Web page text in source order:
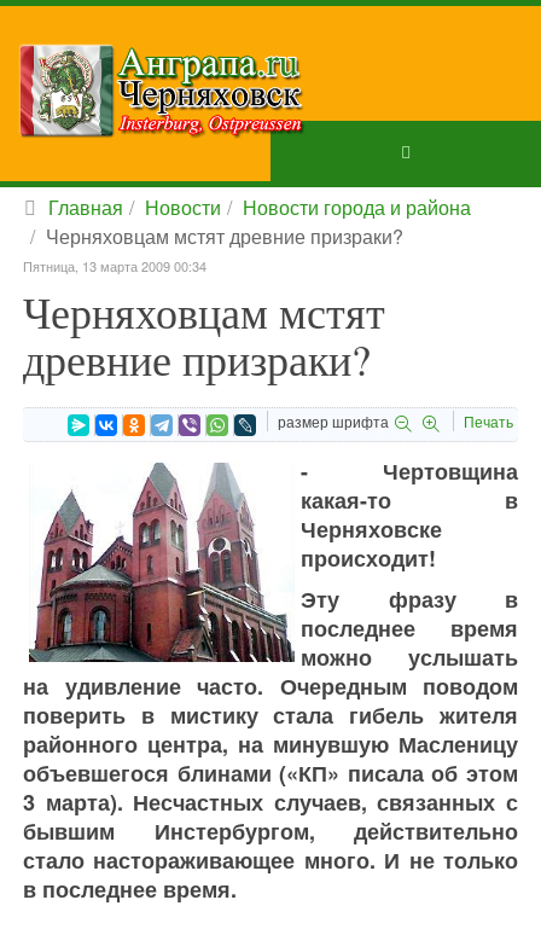
Главная Новости
Новости города и района
Черняховцам мстят древние призраки?
Пятница, 13 марта 2009 00:34
Черняховцам мстят
древние призраки?
размер шрифта Печать
- Чертовщина
какая-то в
Черняховске
происходит!
Эту фразу в
последнее время
можно услышать
на удивление часто. Очередным поводом
поверить в мистику стала гибель жителя
районного центра, на минувшую Масленицу
объевшегося блинами («КП» писала об этом
3 марта). Несчастных случаев, связанных с
бывшим Инстербургом, действительно
стало настораживающее много. И не только
в последнее время.